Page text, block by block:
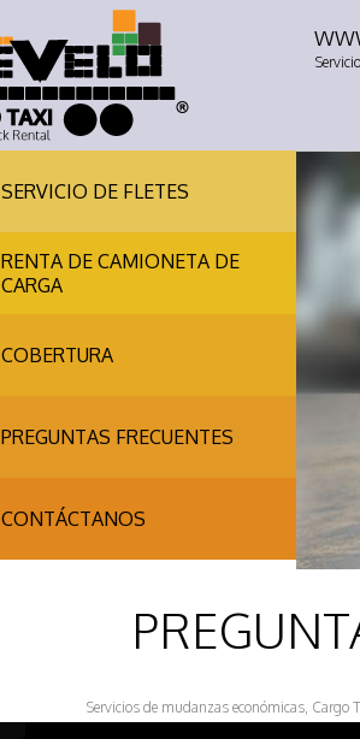
SERVICIO DE FLETES
RENTA DE CAMIONETA DE
CARGA
COBERTURA
PREGUNTAS FRECUENTES
CONTÁCTANOS
Servicios de mudanzas económicas, Cargo